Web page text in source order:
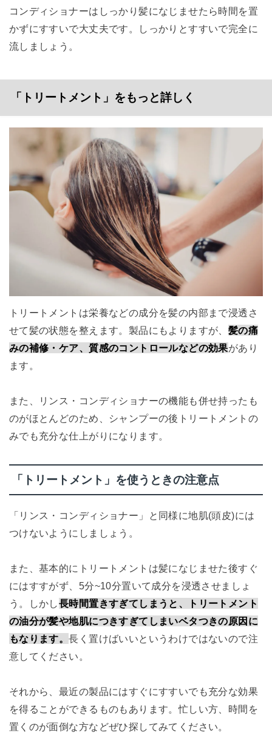
コンディショナーはしっかり髪になじませたら時間を置
かずにすすいで大丈夫です。しっかりとすすいで完全に
流しましょう。
「トリートメント」をもっと詳しく
トリートメントは栄養などの成分を髪の内部まで浸透さ
せて髪の状態を整えます。製品にもよりますが、 髪の痛
みの補修・ケア、質感のコントロールなどの効果があり
ます。
また、リンス・コンディショナーの機能も併せ持ったも
のがほとんどのため、シャンプーの後トリートメントの
みでも充分な仕上がりになります。
「トリートメント」を使うときの注意点
「リンス・コンディショナー」と同様に地肌(頭皮)には
つけないようにしましょう。
また、基本的にトリートメントは髪になじませた後すぐ
にはすすがず、5分~10分置いて成分を浸透させましょ
う。しかし長時間置きすぎてしまうと、トリートメント
の油分が髪や地肌につきすぎてしまいベタつきの原因に
もなります。長く置けばいいというわけではないので注
意してください。
それから、最近の製品にはすぐにすすいでも充分な効果
を得ることができるものもあります。忙しい方、時間を
置くのが面倒な方などぜひ探してみてください。